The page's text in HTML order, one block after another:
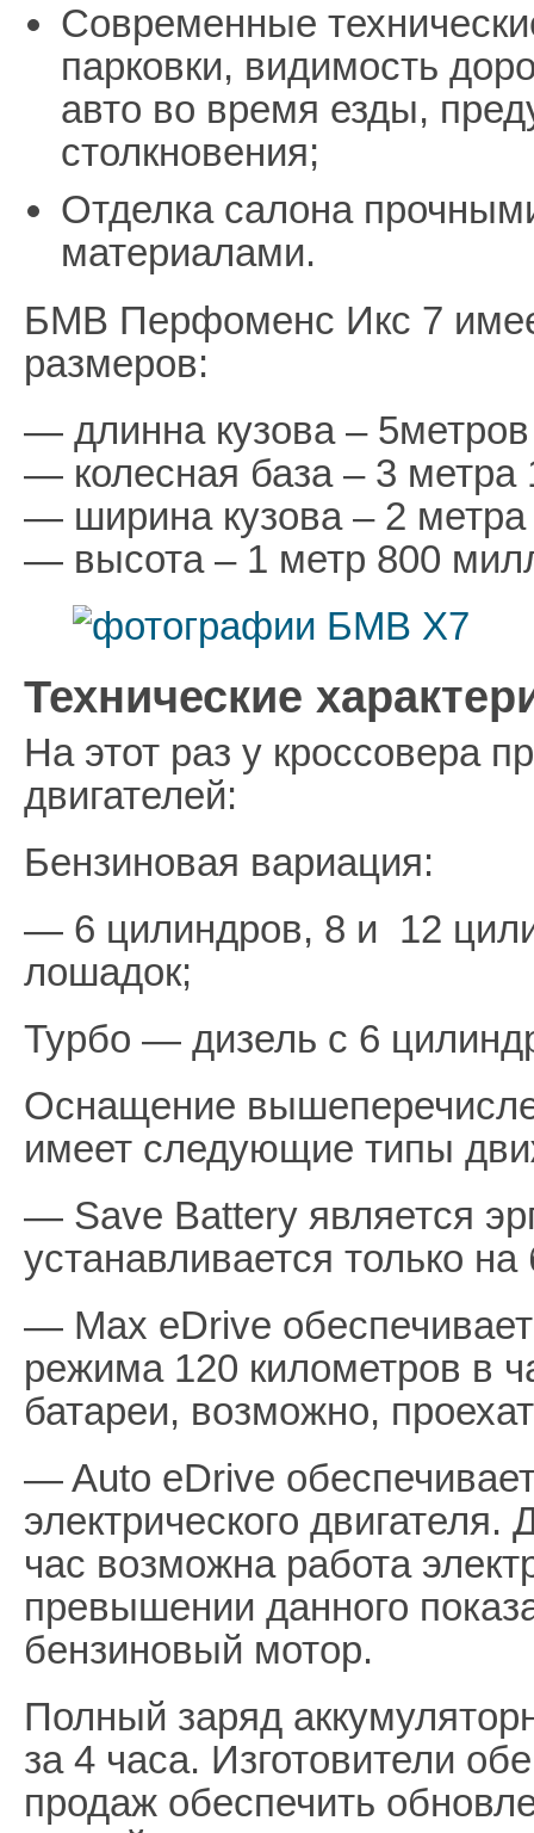
Современные
парковки, видимость
авто во время езды,
столкновения;
Отделка салона
материалами.
БМВ Перфоменс Икс 7
размеров:
— длинна кузова –
— колесная база – 3
— ширина кузова – 2
— высота – 1 метр 800
Технические
На этот раз у кроссовера
двигателей:
Бензиновая вариация:
— 6 цилиндров, 8 и 12
лошадок;
Турбо — дизель с 6
Оснащение
имеет следующие типы
— Save Battery является
устанавливается только
— Max eDrive
режима 120 километров в
батареи, возможно,
— Auto eDrive
электрического
час возможна работа
превышении данного
бензиновый мотор.
Полный заряд
за 4 часа. Изготовители
продаж обеспечить